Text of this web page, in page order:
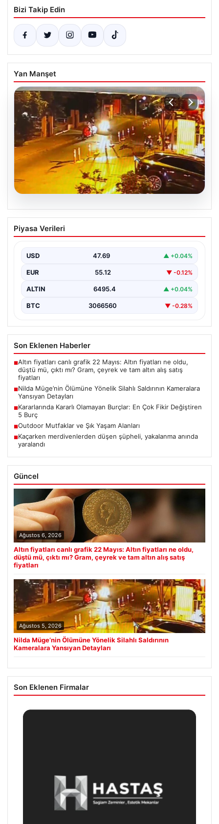
Bizi Takip Edin
Yan Manşet
05.08.2026
Nilda Müge’nin Ölümüne Yönelik Silahlı
Saldırının Kameralara Yansıyan
İstanbul’un Şişli ilçesinde yaşanan korkutucu olayda,
ilaçları…
Piyasa Verileri
USD 47.69 ▲ +0.04%
EUR 55.12 ▼ -0.12%
ALTIN 6495.4 ▲ +0.04%
BTC 3066560 ▼ -0.28%
Son Eklenen Haberler
■Altın fiyatları canlı grafik 22 Mayıs: Altın fiyatları ne oldu,
düştü mü, çıktı mı? Gram, çeyrek ve tam altın alış satış
fiyatları
■Nilda Müge’nin Ölümüne Yönelik Silahlı Saldırının Kameralara
Yansıyan Detayları
■Kararlarında Kararlı Olamayan Burçlar: En Çok Fikir Değiştiren
5 Burç
■Outdoor Mutfaklar ve Şık Yaşam Alanları
■Kaçarken merdivenlerden düşen şüpheli, yakalanma anında
yaralandı
Güncel
Ağustos 6, 2026
Altın fiyatları canlı grafik 22 Mayıs: Altın fiyatları ne oldu,
düştü mü, çıktı mı? Gram, çeyrek ve tam altın alış satış
fiyatları
Ağustos 5, 2026
Nilda Müge’nin Ölümüne Yönelik Silahlı Saldırının
Kameralara Yansıyan Detayları
Son Eklenen Firmalar